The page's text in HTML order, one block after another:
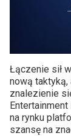
Łączenie sił
nową
znalezienie
na rynku
szansę na